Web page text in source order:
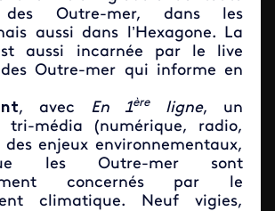
des Outre-mer, dans les
aussi dans l’Hexagone. La
aussi incarnée par le live
Outre-mer qui informe en
, avec En 1èreligne, un
tri-média (numérique, radio,
enjeux environnementaux,
les Outre-mer sont
concernés par le
climatique. Neuf vigies,